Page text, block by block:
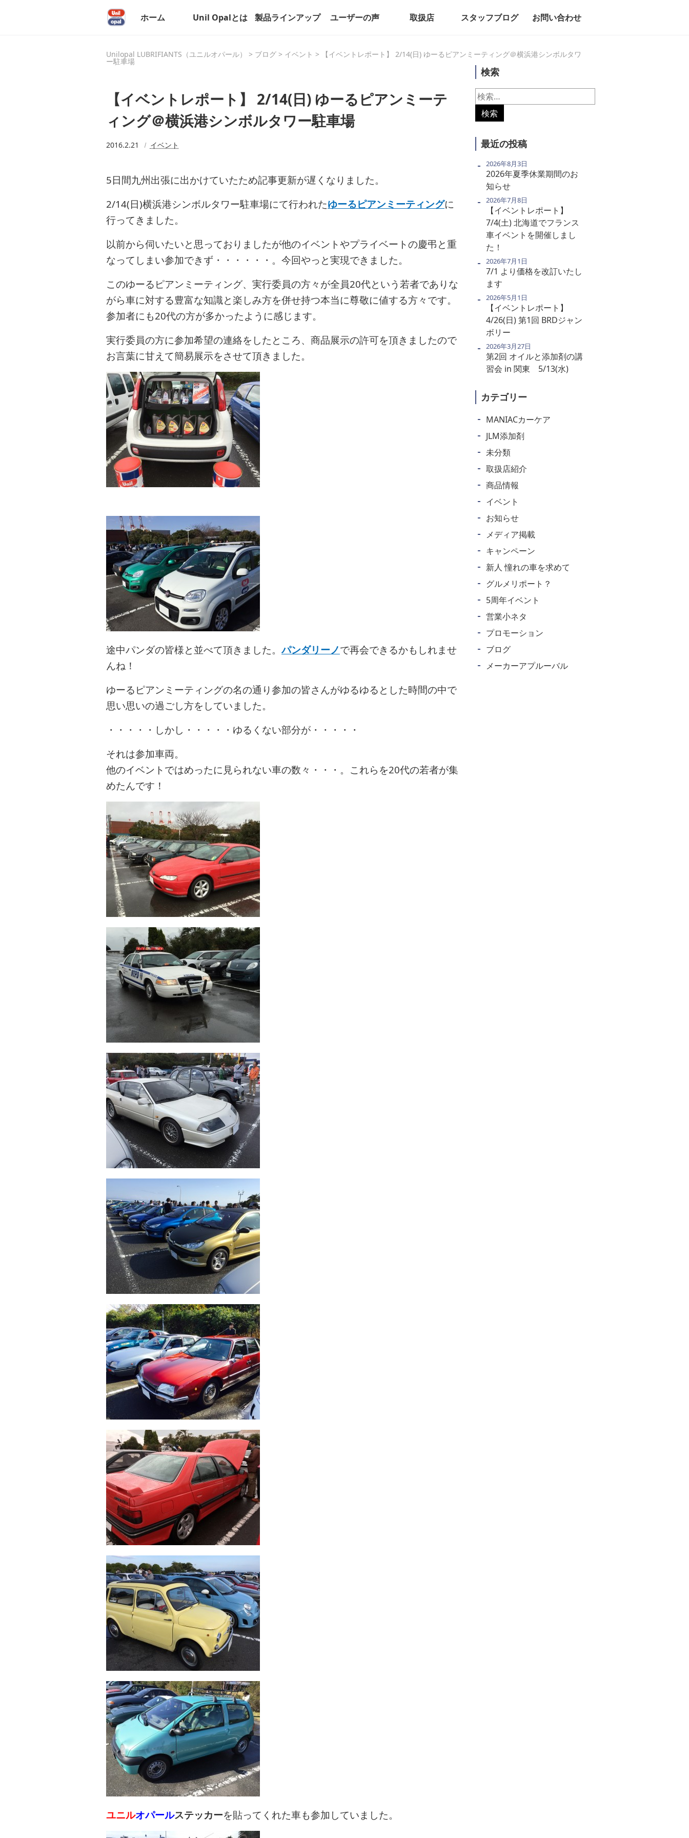
ホーム Unil Opalとは 製品ラインアップ ユーザーの声 取扱店 スタッフブログ お問い合わせ
Unilopal LUBRIFIANTS（ユニルオパール） > ブログ > イベント > 【イベントレポート】 2/14(日) ゆーるピアンミーティング＠横浜港シンボルタワ
ー駐車場
【イベントレポート】 2/14(日) ゆーるピアンミーテ
ィング＠横浜港シンボルタワー駐車場
2016.2.21 イベント
5日間九州出張に出かけていたため記事更新が遅くなりました。
2/14(日)横浜港シンボルタワー駐車場にて行われたゆーるピアンミーティングに
行ってきました。
以前から伺いたいと思っておりましたが他のイベントやプライベートの慶弔と重
なってしまい参加できず・・・・・・。今回やっと実現できました。
このゆーるピアンミーティング、実行委員の方々が全員20代という若者でありな
がら車に対する豊富な知識と楽しみ方を併せ持つ本当に尊敬に値する方々です。
参加者にも20代の方が多かったように感じます。
実行委員の方に参加希望の連絡をしたところ、商品展示の許可を頂きましたので
お言葉に甘えて簡易展示をさせて頂きました。
途中パンダの皆様と並べて頂きました。パンダリーノで再会できるかもしれませ
んね！
ゆーるピアンミーティングの名の通り参加の皆さんがゆるゆるとした時間の中で
思い思いの過ごし方をしていました。
・・・・・しかし・・・・・ゆるくない部分が・・・・・
それは参加車両。
他のイベントではめったに見られない車の数々・・・。これらを20代の若者が集
めたんです！
ユニルオパールステッカーを貼ってくれた車も参加していました。
検索
検
索:
最近の投稿
2026年夏季休業期間のお
知らせ
2026年8月3日
【イベントレポート】
7/4(土) 北海道でフランス
車イベントを開催しまし
た！
2026年7月8日
7/1 より価格を改訂いたし
ます
2026年7月1日
【イベントレポート】
4/26(日) 第1回 BRDジャン
ボリー
2026年5月1日
第2回 オイルと添加剤の講
習会 in 関東 5/13(水)
2026年3月27日
カテゴリー
MANIACカーケア
JLM添加剤
未分類
取扱店紹介
商品情報
イベント
お知らせ
メディア掲載
キャンペーン
新人 憧れの車を求めて
グルメリポート？
5周年イベント
営業小ネタ
プロモーション
ブログ
メーカーアプルーバル